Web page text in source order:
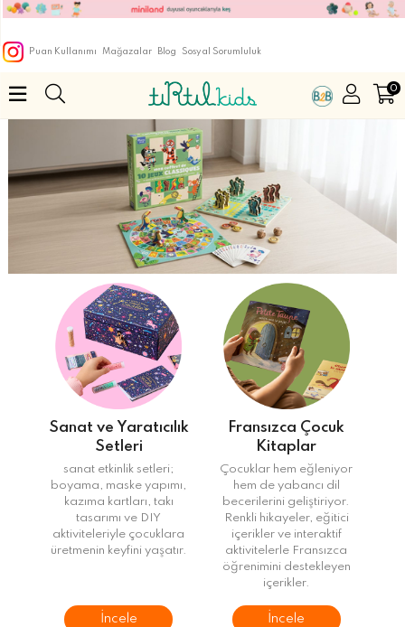
Puan Kullanımı Mağazalar Blog Sosyal Sorumluluk
0
Sanat ve Yaratıcılık
Setleri
sanat etkinlik setleri;
boyama, maske yapımı,
kazıma kartları, takı
tasarımı ve DIY
aktiviteleriyle çocuklara
üretmenin keyfini yaşatır.
İncele
Fransızca Çocuk
Kitaplar
Çocuklar hem eğleniyor
hem de yabancı dil
becerilerini geliştiriyor.
Renkli hikayeler, eğitici
içerikler ve interaktif
aktivitelerle Fransızca
öğrenimini destekleyen
içerikler.
İncele